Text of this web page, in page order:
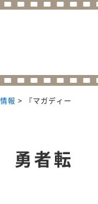
報 >
『マガディー
勇者転